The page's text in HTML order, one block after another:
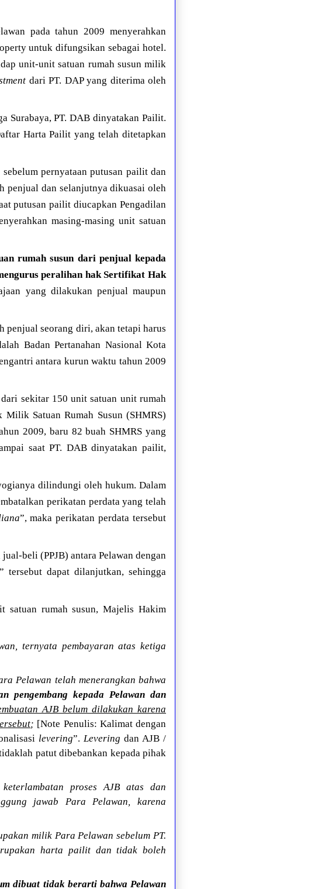
pada tahun 2009 menyerahkan
untuk difungsikan sebagai hotel.
unit-unit satuan rumah susun milik
dari PT. DAP yang diterima oleh
Surabaya, PT. DAB dinyatakan Pailit.
Harta Pailit yang telah ditetapkan
pernyataan putusan pailit dan
penjual dan selanjutnya dikuasai oleh
putusan pailit diucapkan Pengadilan
masing-masing unit satuan
rumah susun dari penjual kepada
peralihan hak Sertifikat Hak
yang dilakukan penjual maupun
penjual seorang diri, akan tetapi harus
Badan Pertanahan Nasional Kota
antara kurun waktu tahun 2009
sekitar 150 unit satuan unit rumah
Satuan Rumah Susun (SHMRS)
2009, baru 82 buah SHMRS yang
saat PT. DAB dinyatakan pailit,
dilindungi oleh hukum. Dalam
perikatan perdata yang telah
”, maka perikatan perdata tersebut
beli (PPJB) antara Pelawan dengan
tersebut dapat dilanjutkan, sehingga
satuan rumah susun, Majelis Hakim
ternyata pembayaran atas ketiga
Pelawan telah menerangkan bahwa
pengembang kepada Pelawan dan
AJB belum dilakukan karena
; [Note Penulis: Kalimat dengan
levering”.Levering dan AJB /
patut dibebankan kepada pihak
proses AJB atas dan
jawab Para Pelawan, karena
milik Para Pelawan sebelum PT.
harta pailit dan tidak boleh
dibuat tidak berarti bahwa Pelawan